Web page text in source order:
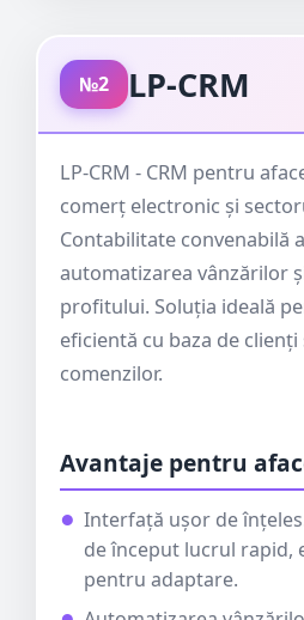
№2 LP-CRM
LP-CRM - CRM pentru
comerț electronic și
Contabilitate convenabilă
automatizarea vânzărilor
profitului. Soluția ideală
eficientă cu baza de
comenzilor.
Avantaje pentru
Interfață ușor de
de început lucrul rapid,
pentru adaptare.